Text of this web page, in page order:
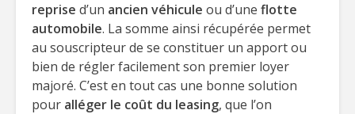
reprise d’un ancien véhicule ou d’une flotte
automobile. La somme ainsi récupérée permet
au souscripteur de se constituer un apport ou
bien de régler facilement son premier loyer
majoré. C’est en tout cas une bonne solution
pour alléger le coût du leasing, que l’on